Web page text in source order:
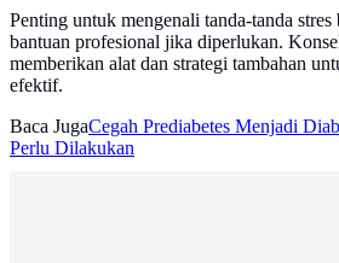
Penting untuk mengenali tanda-tanda
bantuan profesional jika diperlukan.
memberikan alat dan strategi tambahan
efektif.
Baca JugaCegah Prediabetes Menjadi
Perlu Dilakukan